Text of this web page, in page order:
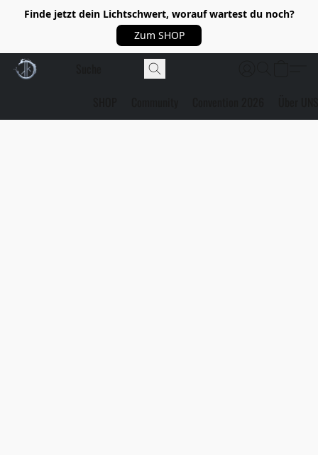
Finde jetzt dein Lichtschwert, worauf wartest du noch?
Zum SHOP